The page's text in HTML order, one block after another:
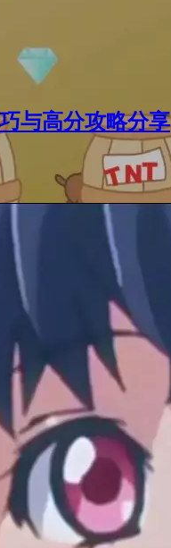
与高分攻略分享